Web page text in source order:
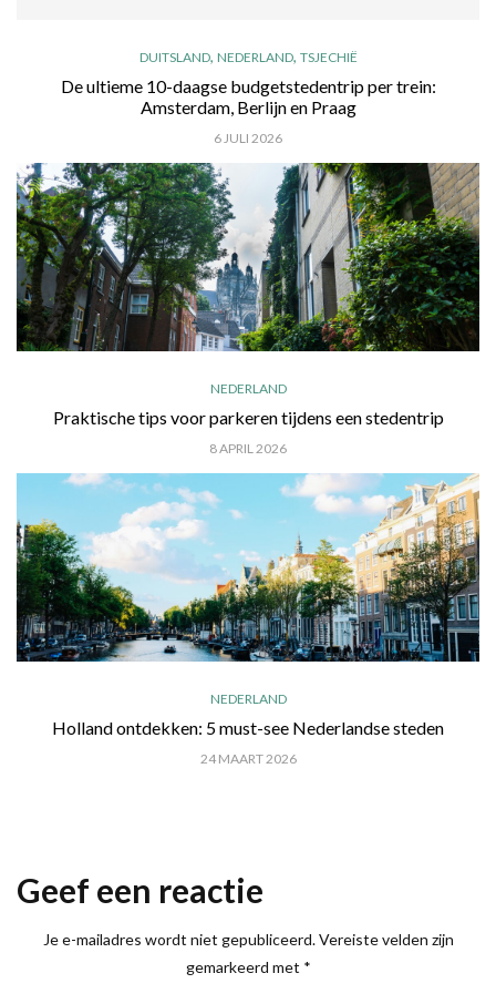
DUITSLAND, NEDERLAND, TSJECHIË
De ultieme 10-daagse budgetstedentrip per trein:
Amsterdam, Berlijn en Praag
6 JULI 2026
NEDERLAND
Praktische tips voor parkeren tijdens een stedentrip
8 APRIL 2026
NEDERLAND
Holland ontdekken: 5 must-see Nederlandse steden
24 MAART 2026
Geef een reactie
Je e-mailadres wordt niet gepubliceerd. Vereiste velden zijn
gemarkeerd met *